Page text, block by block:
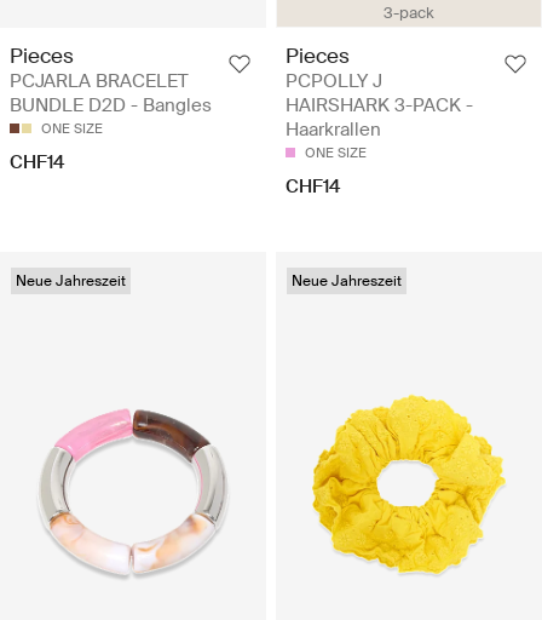
Pieces
PCJARLA BRACELET
BUNDLE D2D - Bangles
ONE SIZE
CHF14
3-pack
Pieces
PCPOLLY J
HAIRSHARK 3-PACK -
Haarkrallen
ONE SIZE
CHF14
Neue Jahreszeit Neue Jahreszeit